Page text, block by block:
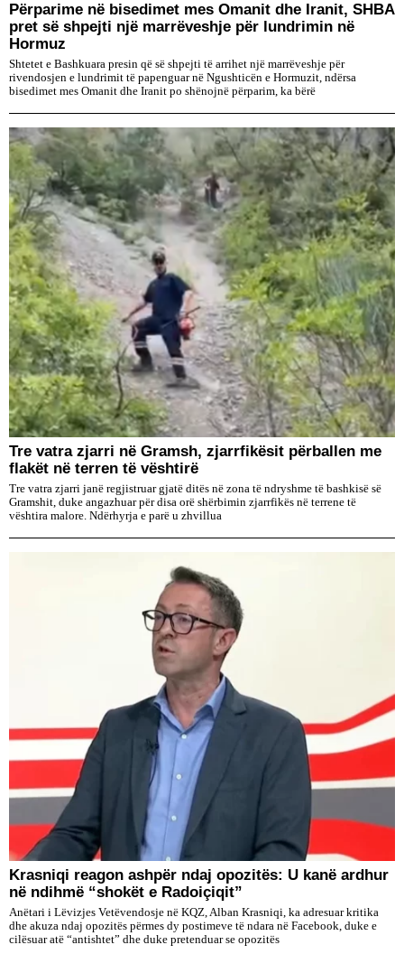
Përparime në bisedimet mes Omanit dhe Iranit, SHBA
pret së shpejti një marrëveshje për lundrimin në
Hormuz
Shtetet e Bashkuara presin që së shpejti të arrihet një marrëveshje për
rivendosjen e lundrimit të papenguar në Ngushticën e Hormuzit, ndërsa
bisedimet mes Omanit dhe Iranit po shënojnë përparim, ka bërë
Tre vatra zjarri në Gramsh, zjarrfikësit përballen me
flakët në terren të vështirë
Tre vatra zjarri janë regjistruar gjatë ditës në zona të ndryshme të bashkisë së
Gramshit, duke angazhuar për disa orë shërbimin zjarrfikës në terrene të
vështira malore. Ndërhyrja e parë u zhvillua
​Krasniqi reagon ashpër ndaj opozitës: U kanë ardhur
në ndihmë “shokët e Radoiçiqit”
Anëtari i Lëvizjes Vetëvendosje në KQZ, Alban Krasniqi, ka adresuar kritika
dhe akuza ndaj opozitës përmes dy postimeve të ndara në Facebook, duke e
cilësuar atë “antishtet” dhe duke pretenduar se opozitës